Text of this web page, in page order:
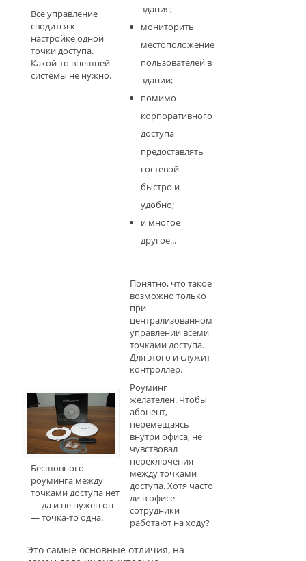
Все управление
сводится к
настройке одной
точки доступа.
Какой-то внешней
системы не нужно.
здания;
мониторить
местоположение
пользователей в
здании;
помимо
корпоративного
доступа
предоставлять
гостевой —
быстро и
удобно;
и многое
другое...
Понятно, что такое
возможно только
при
централизованном
управлении всеми
точками доступа.
Для этого и служит
контроллер.
Бесшовного
роуминга между
точками доступа нет
— да и не нужен он
— точка-то одна.
Роуминг
желателен. Чтобы
абонент,
перемещаясь
внутри офиса, не
чувствовал
переключения
между точками
доступа. Хотя часто
ли в офисе
сотрудники
работают на ходу?
Это самые основные отличия, на